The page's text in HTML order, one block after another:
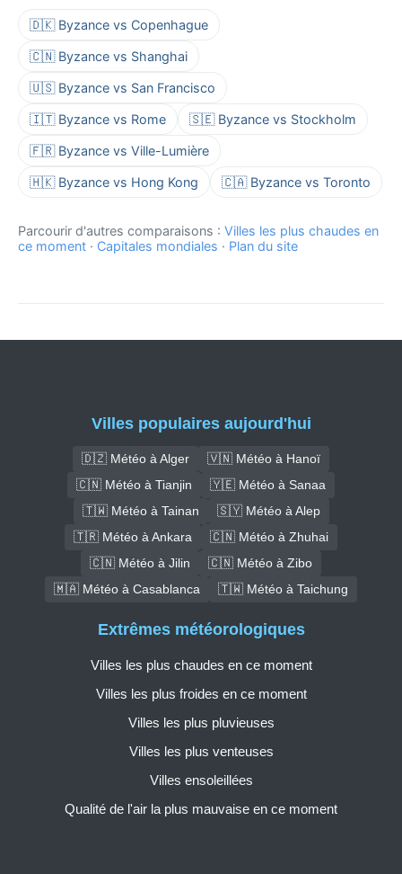
🇩🇰 Byzance vs Copenhague
🇨🇳 Byzance vs Shanghai
🇺🇸 Byzance vs San Francisco
🇮🇹 Byzance vs Rome 🇸🇪 Byzance vs Stockholm
🇫🇷 Byzance vs Ville-Lumière
🇭🇰 Byzance vs Hong Kong 🇨🇦 Byzance vs Toronto
Parcourir d'autres comparaisons : Villes les plus chaudes en
ce moment · Capitales mondiales · Plan du site
Villes populaires aujourd'hui
🇩🇿 Météo à Alger
🇻🇳 Météo à Hanoï
🇨🇳 Météo à Tianjin
🇾🇪 Météo à Sanaa
🇹🇼 Météo à Tainan
🇸🇾 Météo à Alep
🇹🇷 Météo à Ankara
🇨🇳 Météo à Zhuhai
🇨🇳 Météo à Jilin
🇨🇳 Météo à Zibo
🇲🇦 Météo à Casablanca
🇹🇼 Météo à Taichung
Extrêmes météorologiques
Villes les plus chaudes en ce moment
Villes les plus froides en ce moment
Villes les plus pluvieuses
Villes les plus venteuses
Villes ensoleillées
Qualité de l'air la plus mauvaise en ce moment